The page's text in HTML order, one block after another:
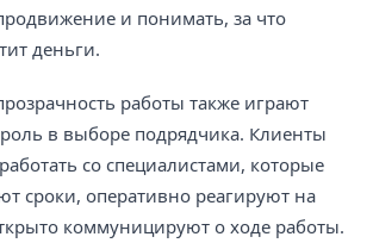
и понимать, за что
деньги.
работы также играют
в выборе подрядчика. Клиенты
со специалистами, которые
сроки, оперативно реагируют на
коммуницируют о ходе работы.